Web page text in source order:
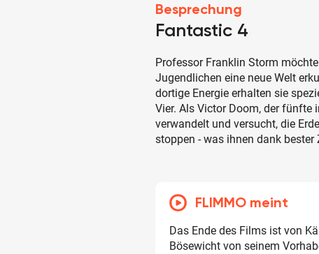
Besprechung
Fantastic 4
Professor Franklin Storm
Jugendlichen eine neue Welt
dortige Energie erhalten sie
Vier. Als Victor Doom, der fünfte
verwandelt und versucht, die
stoppen - was ihnen dank
FLIMMO meint
Das Ende des Films ist von
Bösewicht von seinem